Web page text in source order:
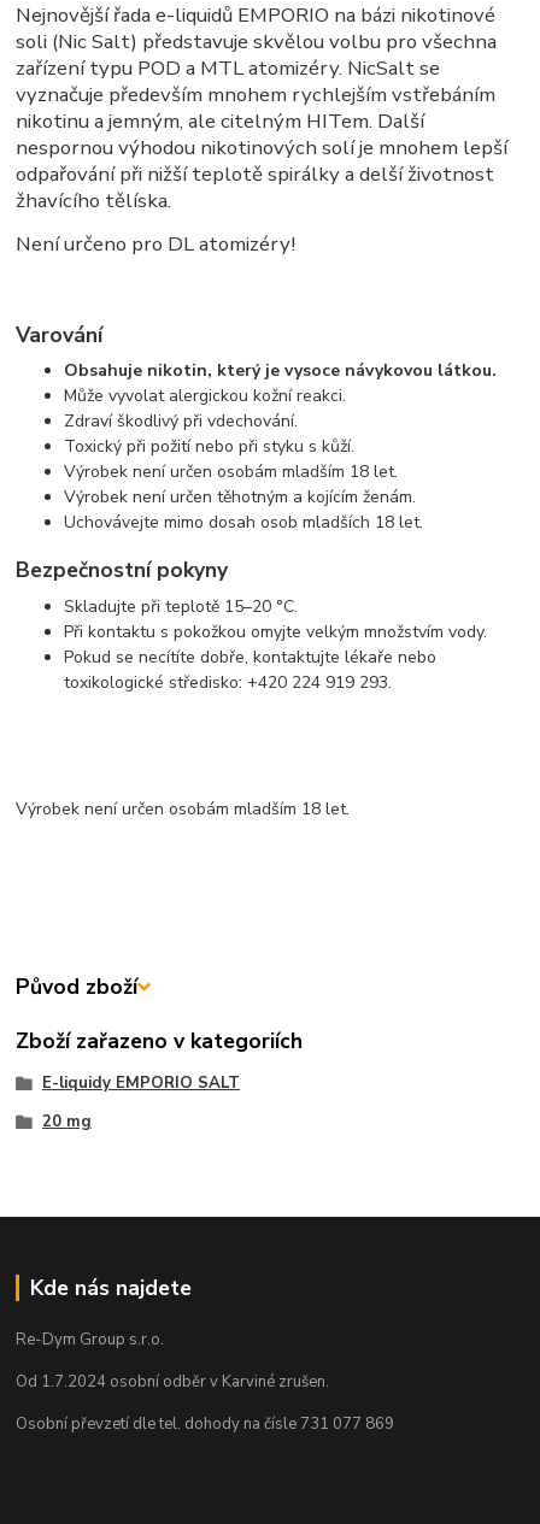
Nejnovější řada e-liquidů EMPORIO na bázi nikotinové
soli (Nic Salt) představuje skvělou volbu pro všechna
zařízení typu POD a MTL atomizéry. NicSalt se
vyznačuje především mnohem rychlejším vstřebáním
nikotinu a jemným, ale citelným HITem. Další
nespornou výhodou nikotinových solí je mnohem lepší
odpařování při nižší teplotě spirálky a delší životnost
žhavícího tělíska.
Není určeno pro DL atomizéry!
Varování
Obsahuje nikotin, který je vysoce návykovou látkou.
Může vyvolat alergickou kožní reakci.
Zdraví škodlivý při vdechování.
Toxický při požití nebo při styku s kůží.
Výrobek není určen osobám mladším 18 let.
Výrobek není určen těhotným a kojícím ženám.
Uchovávejte mimo dosah osob mladších 18 let.
Bezpečnostní pokyny
Skladujte při teplotě 15–20 °C.
Při kontaktu s pokožkou omyjte velkým množstvím vody.
Pokud se necítíte dobře, kontaktujte lékaře nebo
toxikologické středisko: +420 224 919 293.
Výrobek není určen osobám mladším 18 let.
Původ zboží
Zboží zařazeno v kategoriích
E-liquidy EMPORIO SALT
20 mg
Kde nás najdete
Re-Dym Group s.r.o.
Od 1.7.2024 osobní odběr v Karviné zrušen.
Osobní převzetí dle tel. dohody na čísle 731 077 869